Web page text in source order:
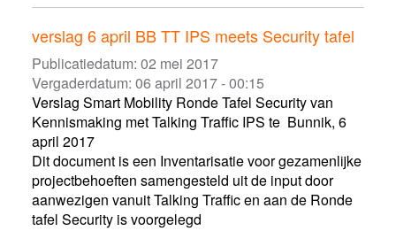
verslag 6 april BB TT IPS meets Security tafel
Publicatiedatum: 02 mei 2017
Vergaderdatum: 06 april 2017 - 00:15
Verslag Smart Mobility Ronde Tafel Security van
Kennismaking met Talking Traffic IPS te Bunnik, 6
april 2017
Dit document is een Inventarisatie voor gezamenlijke
projectbehoeften samengesteld uit de input door
aanwezigen vanuit Talking Traffic en aan de Ronde
tafel Security is voorgelegd